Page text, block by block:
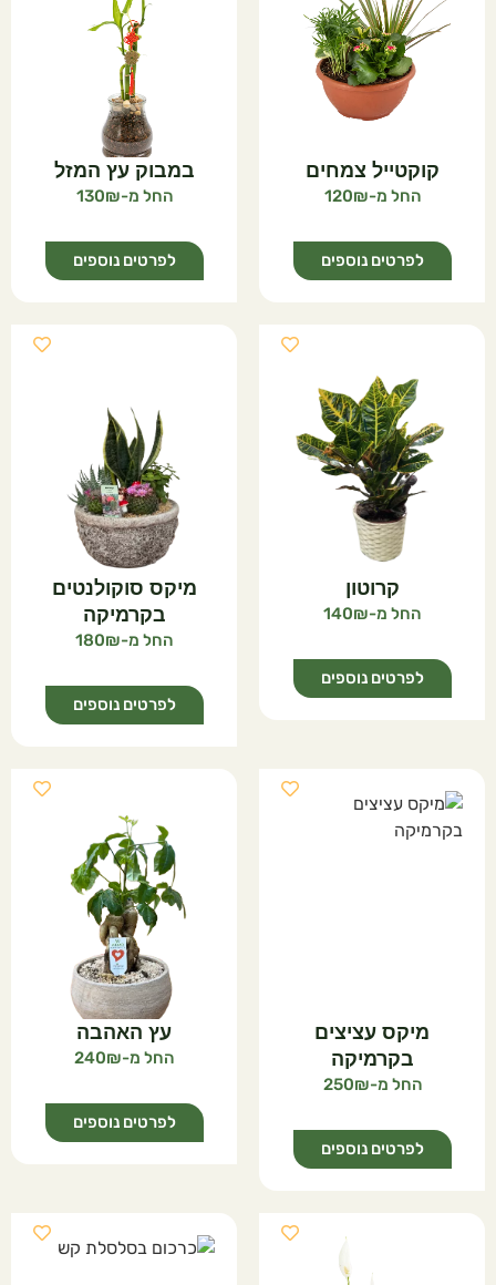
קוקטייל צמחים
120
לפרטים נוספים
במבוק עץ המזל
130
לפרטים נוספים
קרוטון
140
לפרטים נוספים
מיקס סוקולנטים
בקרמיקה
180
לפרטים נוספים
מיקס עציצים
בקרמיקה
250
לפרטים נוספים
עץ האהבה
240
לפרטים נוספים